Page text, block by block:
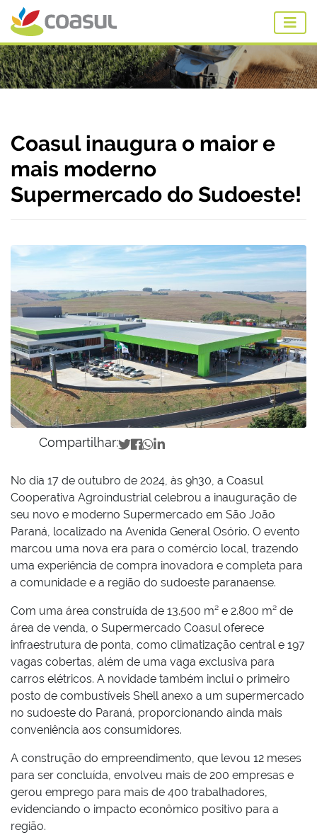
Coasul inaugura o maior e
mais moderno
Supermercado do Sudoeste!
Compartilhar:
No dia 17 de outubro de 2024, às 9h30, a Coasul
Cooperativa Agroindustrial celebrou a inauguração de
seu novo e moderno Supermercado em São João
Paraná, localizado na Avenida General Osório. O evento
marcou uma nova era para o comércio local, trazendo
uma experiência de compra inovadora e completa para
a comunidade e a região do sudoeste paranaense.
Com uma área construída de 13.500 m² e 2.800 m² de
área de venda, o Supermercado Coasul oferece
infraestrutura de ponta, como climatização central e 197
vagas cobertas, além de uma vaga exclusiva para
carros elétricos. A novidade também inclui o primeiro
posto de combustíveis Shell anexo a um supermercado
no sudoeste do Paraná, proporcionando ainda mais
conveniência aos consumidores.
A construção do empreendimento, que levou 12 meses
para ser concluída, envolveu mais de 200 empresas e
gerou emprego para mais de 400 trabalhadores,
evidenciando o impacto econômico positivo para a
região.